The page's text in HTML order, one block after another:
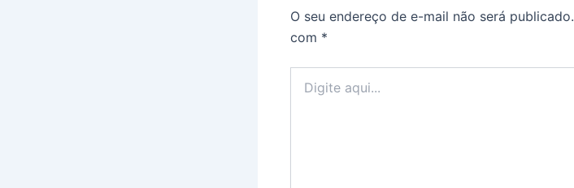
O seu endereço de e-mail não será publicado.
com *
aqui...